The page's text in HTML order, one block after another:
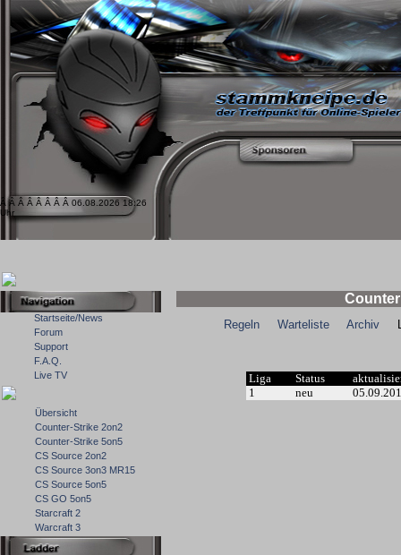
Â Â Â Â Â Â Â Â 06.08.2026 18:26
Uhr
Startseite/News
Forum
Support
F.A.Q.
Live TV
Übersicht
Counter-Strike 2on2
Counter-Strike 5on5
CS Source 2on2
CS Source 3on3 MR15
CS Source 5on5
CS GO 5on5
Starcraft 2
Warcraft 3
Regeln Warteliste Archiv
Liga Status
1
neu